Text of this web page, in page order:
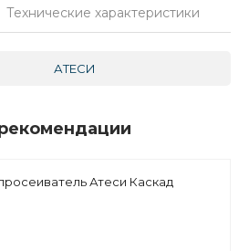
Технические характеристики
АТЕСИ
Атеси Каскад